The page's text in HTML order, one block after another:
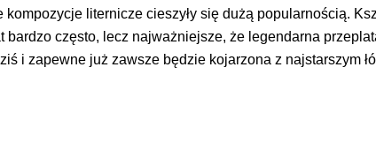
liternicze cieszyły się dużą popularnością.
często, lecz najważniejsze, że legendarna
i zapewne już zawsze będzie kojarzona z najstarszym